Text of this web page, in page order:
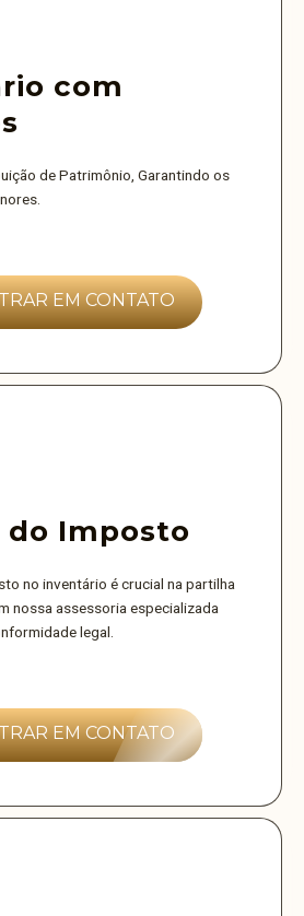
com
de Patrimônio, Garantindo os
EM CONTATO
do Imposto
no inventário é crucial na partilha
nossa assessoria especializada
legal.
EM CONTATO